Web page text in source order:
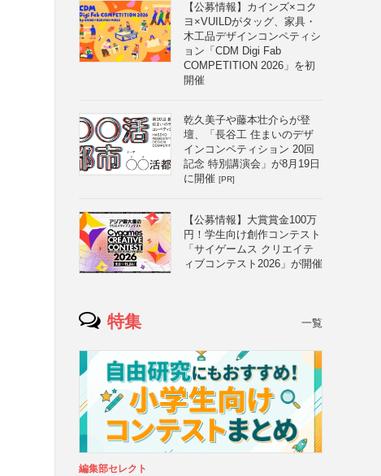
【公募情報】カインズ×コク
ヨ×VUILDがタッグ、家具・
木工品デザインコンペティシ
ョン「CDM Digi Fab
COMPETITION 2026」を初
開催
乾久美子や藤本壮介らが登
壇、「長谷工 住まいのデザ
インコンペティション 20回
記念 特別講演会」が8月19日
に開催 [PR]
【公募情報】大賞賞金100万
円！学生向け創作コンテスト
「サイゲームス クリエイテ
ィブコンテスト2026」が開催
特集 一覧
編集部セレクト